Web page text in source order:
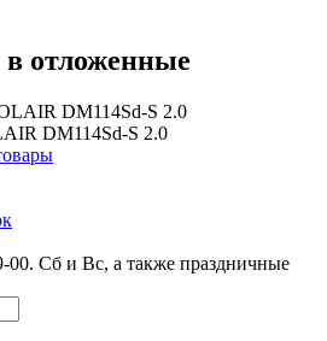
в отложенные
DM114Sd-S 2.0
00. Сб и Вс, а также праздничные